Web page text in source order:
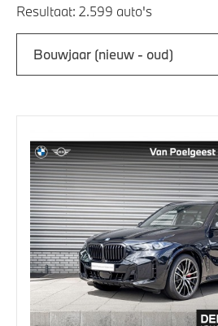
Resultaat:
Bouwjaar (nieuw - oud)